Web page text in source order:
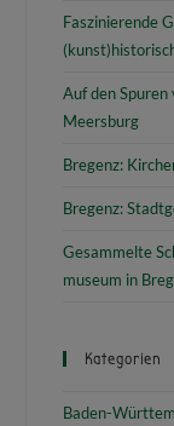
Faszinierende
Auf den
Meersburg
Bregenz:
Bregenz:
Gesammelte
museum in
Kategorien
Baden-